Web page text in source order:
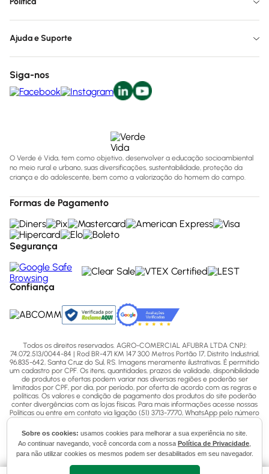
Sobre os cookies: usamos cookies para melhorar a sua experiência no site.
Ao continuar navegando, você concorda com a nossa Política de Privacidade
para não utilizar cookies os mesmos podem ser desabilitados em seu navegador.
Ajuda e Suporte
Siga-nos
O Verde é Vida, tem como objetivo, desenvolver a educação socioambiental
no meio rural e urbano, suas diversificações, sustentabilidade, proteção da
criança e do adolescente, bem como a valorização do homem do campo.
Formas de Pagamento
Segurança
Confiança
Todos os direitos reservados. AGRO-COMERCIAL AFUBRA LTDA CNPJ:
74.072.513/0044-84 | Rod BR-471 KM 147 300 Metros Portão 17, Distrito Industrial,
96.835-642, Santa Cruz do Sul, RS. Imagens meramente ilustrativas. É permitido
um cadastro por CPF. Os itens, quantidades, prazos de validade, disponibilidade
de produtos e ofertas podem variar nas diversas regiões e poderão ser
limitados por CPF, por dia, por período, por oferta de acordo com as regras e
políticas. Os valores e condição de pagamento dos produtos do site poderão
conter divergências com as lojas físicas. Para mais informações acesse nossas
Políticas ou entre em contato via ligação (51) 3713-7770, WhatsApp pelo número